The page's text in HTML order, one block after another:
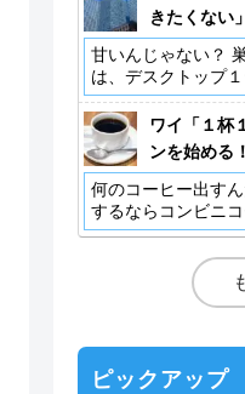
きたくない
甘いんじゃない？
は、デスクトップ
ワイ「１杯
ンを始める
「事業計画
何のコーヒー出す
するならコンビニ
ピックアップ